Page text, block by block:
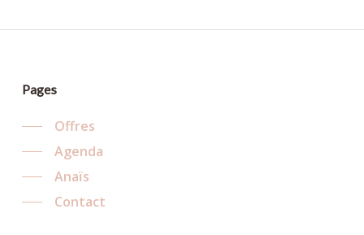
Pages
Offres
Agenda
Anaïs
Contact